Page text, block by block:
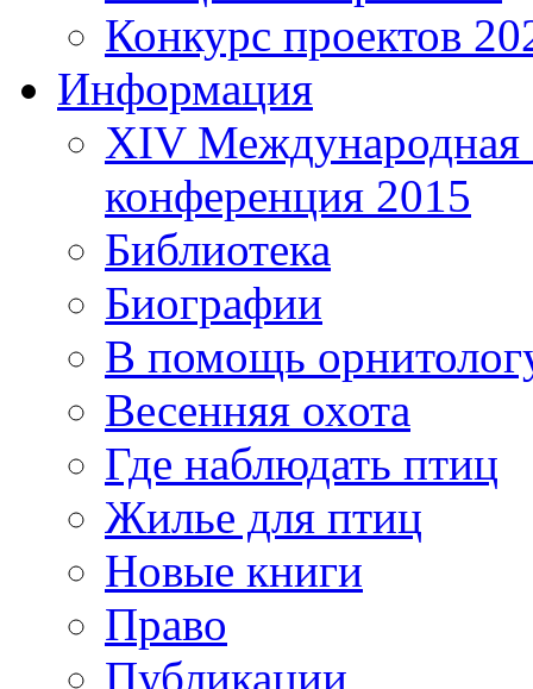
Конкурс проектов
Информация
XIV Международная
конференция 2015
Библиотека
Биографии
В помощь
Весенняя охота
Где наблюдать птиц
Жилье для птиц
Новые книги
Право
Публикации